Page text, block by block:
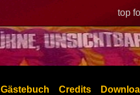
top
Gästebuch Credits